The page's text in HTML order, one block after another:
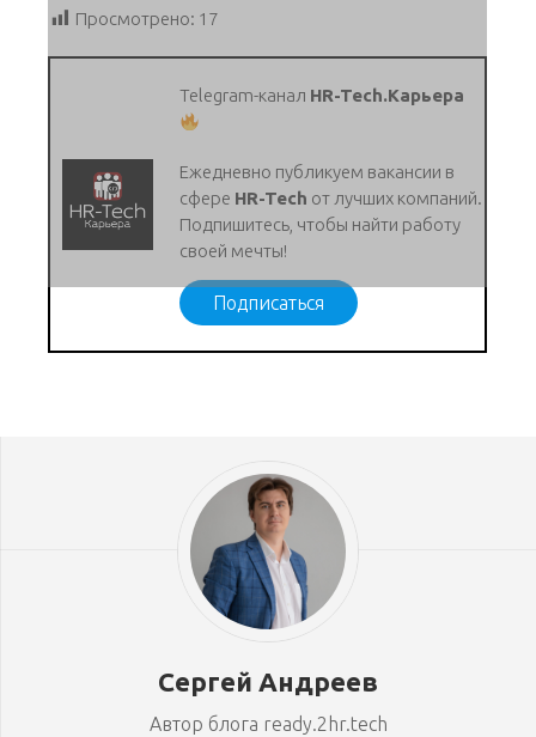
Просмотрено: 17
Telegram-канал HR-Tech.Карьера
Ежедневно публикуем вакансии в
сфере HR-Tech от лучших компаний.
Подпишитесь, чтобы найти работу
своей мечты!
Подписаться
Сергей Андреев
Автор блога ready.2hr.tech